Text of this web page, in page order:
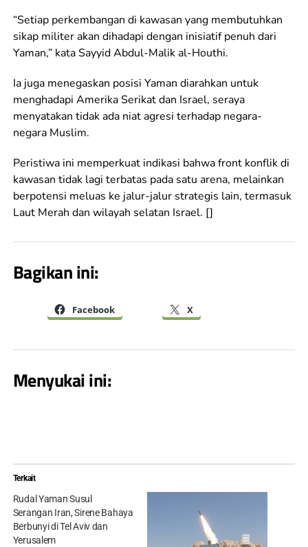
“Setiap perkembangan di kawasan yang membutuhkan
sikap militer akan dihadapi dengan inisiatif penuh dari
Yaman,” kata Sayyid Abdul-Malik al-Houthi.
Ia juga menegaskan posisi Yaman diarahkan untuk
menghadapi Amerika Serikat dan Israel, seraya
menyatakan tidak ada niat agresi terhadap negara-
negara Muslim.
Peristiwa ini memperkuat indikasi bahwa front konflik di
kawasan tidak lagi terbatas pada satu arena, melainkan
berpotensi meluas ke jalur-jalur strategis lain, termasuk
Laut Merah dan wilayah selatan Israel. []
Bagikan ini:
Facebook X
Menyukai ini:
Terkait
Rudal Yaman Susul
Serangan Iran, Sirene Bahaya
Berbunyi di Tel Aviv dan
Yerusalem